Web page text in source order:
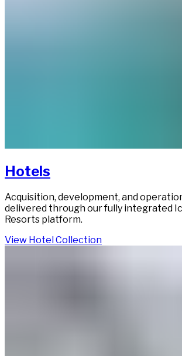
Hotels​​​​‌ ‍ ​‍​‍‌‍ ‌ ​‍‌‍‍‌‌‍‌ ‌‍‍‌‌‍ ‍​‍​‍​ ‍‍​‍​‍‌ ​ ‌‍​‌‌‍ ‍‌‍‍‌‌ ‌​‌ ‍‌​‍ ‍‌‍‍‌‌‍ ​‍​‍​‍ ​​‍​‍‌‍‍​‌ ​‍‌‍‌‌‌‍‌‍​‍​‍​ ‍‍​‍​‍‌‍‍​‌ ‌​‌ ‌​‌ ​​‌ ​ ​ ‍‍​‍ ​‍ ‌‍ ​​‍ ‌‌‍​‌‌‍ ‍‌‍‌​​‍ ‌‌ ​‍​‍ ‌‌‍‍​‌‍ ‌ ‌​‌‍‌‌‌‍ ​‌ ​ ​‍ ‌‌ ​ ‌ ‌​‌ ‌‌‌‍‌​‌‍‍‌‌‍ ​‍ ‍‌ ‌‍‌‍‌‌‌ ​‍‌‍​ ‌‍‌‌‌‍ ​​‍ ‍‌‍​‌‌ ​​‌ ​​​‍ ‌‍‍‌‌‍ ‍‌ ‌​‌‍‌‌‌‍ ‍‌ ‌​​‍ ‌‍‌‌‌‍‌​‌‍‍‌‌ ‌​​‍ ‌‍ ‌‌‍ ‌‍‌​‌‍‌‌​ ‌‌ ​​‌ ​‍‌‍‌‌‌ ​ ‌‍‌‌‌‍ ‍‌ ‌​‌‍​‌‌ ‌​‌‍‍‌‌‍ ‌‍ ‍​ ‍ ‌‍‍‌‌‍‌​​ ‌​ ‌​​ ​​​ ‌‍‌‍​‍​ ‌‌‌‍​‍​ ‌‌​ ‌​​‍ ‌‌‍​‍​ ‌ ​ ‌‌​ ​‍​‍ ‌​ ‌​​ ‌ ​ ‌​​ ‌​​‍ ‌‌‍​‍​ ​​‌‍‌​‌‍​ ​‍ ‌‌‍‌‍‌‍​ ​ ‌‌‌‍​‌​ ​‍‌‍‌​​ ‌‍‌‍​‌‌‍‌‍‌‍​‌‌‍​‌​ ‌‌​ ‍ ‌ ‌​‌ ‍‌‌ ​​‌‍‌‌​ ‌‌‍​ ‌‍ ‌ ​‍‌ ​​‌‍ ‌ ​‍‌‍​‌‌ ‌​‌‍‌‌‌‌​​‌‍​‌‌‍‌ ‌‍‌‌​ ‍ ‌ ​​‌‍​‌‌ ‌​‌‍‍​​ ‌‌ ​​‌‍​‌‌‍‌ ‌‍‌‌‌​​‍‌ ‌‌‌‍‍‌‌‍ ​‌‍‌​‌‍‌‌‌ ​‍​‍‌‌​ ‌‌‌​​‍‌‌ ‌‍‍ ‌‍‌‌‌ ‍‌​‍‌‌​ ​ ‌​‌​​‍‌‌​ ​ ‌​‌​​‍‌‌​ ​‍​ ​‍‌‍​‌‌‍​‌​ ​‌​ ‍​​ ‌ ​ ‍​‌‍​‌​ ‍​​ ‌ ​ ​‌​ ​​​ ‌ ​‍‌‌​ ​‍​ ​‍​‍‌‌​ ‌‌‌​‌​​‍ ‍‌‍​ ‌‍​‌‌ ​‍‌‍‌​‌ ​ ​‍‌‌​ ‌‌‌​​‍‌‌ ‌‍‍ ‌‍‌‌‌ ‍‌​‍‌‌​ ​ ‌​‌​​‍‌‌​ ​ ‌​‌​​‍‌‌​ ​‍​ ​‍​ ‌​​ ​ ​ ‌‍‌‍‌‌​ ‌‍‌‍​ ​ ‌​‌‍​‌​ ‌‌​ ‍‌​ ‌‍‌‍‌‌​‍‌‌​ ​‍​ ​‍​‍‌‌​ ‌‌‌​‌​​‍ ‍‌ ‌​‌‍‍‌‌ ‌​‌‍ ​‌‍‌‌​ ‌‍​‍‌‍​‌‌ ​ ‌‍‌‌‌‌‌‌‌ ​‍‌‍ ​​ ‌‌‍‍​‌ ‌​‌ ‌​‌ ​​‌ ​ ​‍‌‌​ ​ ‌​​‌​‍‌‌​ ​‍‌​‌‍​‍‌‌​ ​‍‌​‌‍‌‍ ​​‍ ‌‌‍​‌‌‍ ‍‌‍‌​​‍ ‌‌ ​‍​‍ ‌‌‍‍​‌‍ ‌ ‌​‌‍‌‌‌‍ ​‌ ​ ​‍ ‌‌ ​ ‌ ‌​‌ ‌‌‌‍‌​‌‍‍‌‌‍ ​‍ ‍‌ ‌‍‌‍‌‌‌ ​‍‌‍​ ‌‍‌‌‌‍ ​​‍ ‍‌‍​‌‌ ​​‌ ​​​‍‌‍‌‍‍‌‌‍‌​​ ‌​ ‌​​ ​​​ ‌‍‌‍​‍​ ‌‌‌‍​‍​ ‌‌​ ‌​​‍ ‌‌‍​‍​ ‌ ​ ‌‌​ ​‍​‍ ‌​ ‌​​ ‌ ​ ‌​​ ‌​​‍ ‌‌‍​‍​ ​​‌‍‌​‌‍​ ​‍ ‌‌‍‌‍‌‍​ ​ ‌‌‌‍​‌​ ​‍‌‍‌​​ ‌‍‌‍​‌‌‍‌‍‌‍​‌‌‍​‌​ ‌‌​‍‌‍‌ ‌​‌ ‍‌‌ ​​‌‍‌‌​ ‌‌‍​ ‌‍ ‌ ​‍‌ ​​‌‍ ‌ ​‍‌‍​‌‌ ‌​‌‍‌‌‌‌​​‌‍​‌‌‍‌ ‌‍‌‌​‍‌‍‌ ​​‌‍​‌‌ ‌​‌‍‍​​ ‌‌ ​​‌‍​‌‌‍‌ ‌‍‌‌‌​​‍‌ ‌‌‌‍‍‌‌‍ ​‌‍‌​‌‍‌‌‌ ​‍​‍‌‌​ ‌‌‌​​‍‌‌ ‌‍‍ ‌‍‌‌‌ ‍‌​‍‌‌​ ​ ‌​‌​​‍‌‌​ ​ ‌​‌​​‍‌‌​ ​‍​ ​‍‌‍​‌‌‍​‌​ ​‌​ ‍​​ ‌ ​ ‍​‌‍​‌​ ‍​​ ‌ ​ ​‌​ ​​​ ‌ ​‍‌‌​ ​‍​ ​‍​‍‌‌​ ‌‌‌​‌​​‍ ‍‌‍​ ‌‍​‌‌ ​‍‌‍‌​‌ ​ ​‍‌‌​ ‌‌‌​​‍‌‌ ‌‍‍ ‌‍‌‌‌ ‍‌​‍‌‌​ ​ ‌​‌​​‍‌‌​ ​ ‌​‌​​‍‌‌​ ​‍​ ​‍​ ‌​​ ​ ​ ‌‍‌‍‌‌​ ‌‍‌‍​ ​ ‌​‌‍​‌​ ‌‌​ ‍‌​ ‌‍‌‍‌‌​‍‌‌​ ​‍​ ​‍​‍‌‌​ ‌‌‌​‌​​‍ ‍‌ ‌​‌‍‍‌‌ ‌​‌‍ ​‌‍‌‌​‍‌‍‌ ​​‌‍‌‌‌ ​‍‌ ​ ‌ ​​‌‍‌‌‌‍​ ‌ ‌​‌‍‍‌‌ ‌‍‌‍‌‌​ ‌‌ ​​‌ ‌‌‌‍​‍‌‍ ​‌‍‍‌‌ ​ ‌‍‍​‌‍‌‌‌‍‌​​‍​‍‌ ‌
Acquisition, development, and
delivered through our fully integrated
Resorts platform.​​​​‌ ‍ ​‍​‍‌‍ ‌ ​‍‌‍‍‌‌‍‌ ‌‍‍‌‌‍ ‍​‍​‍​ ‍‍​‍​‍‌ ​ ‌‍​‌‌‍ ‍‌‍‍‌‌ ‌​‌ ‍‌​‍ ‍‌‍‍‌‌‍ ​‍​‍​‍ ​​‍​‍‌‍‍​‌ ​‍‌‍‌‌‌‍‌‍​‍​‍​ ‍‍​‍​‍‌‍‍​‌ ‌​‌ ‌​‌ ​​‌ ​ ​ ‍‍​‍ ​‍ ‌‍ ​​‍ ‌‌‍​‌‌‍ ‍‌‍‌​​‍ ‌‌ ​‍​‍ ‌‌‍‍​‌‍ ‌ ‌​‌‍‌‌‌‍ ​‌ ​ ​‍ ‌‌ ​ ‌ ‌​‌ ‌‌‌‍‌​‌‍‍‌‌‍ ​‍ ‍‌ ‌‍‌‍‌‌‌ ​‍‌‍​ ‌‍‌‌‌‍ ​​‍ ‍‌‍​‌‌ ​​‌ ​​​‍ ‌‍‍‌‌‍ ‍‌ ‌​‌‍‌‌‌‍ ‍‌ ‌​​‍ ‌‍‌‌‌‍‌​‌‍‍‌‌ ‌​​‍ ‌‍ ‌‌‍ ‌‍‌​‌‍‌‌​ ‌‌ ​​‌ ​‍‌‍‌‌‌ ​ ‌‍‌‌‌‍ ‍‌ ‌​‌‍​‌‌ ‌​‌‍‍‌‌‍ ‌‍ ‍​ ‍ ‌‍‍‌‌‍‌​​ ‌​ ‌​​ ​​​ ‌‍‌‍​‍​ ‌‌‌‍​‍​ ‌‌​ ‌​​‍ ‌‌‍​‍​ ‌ ​ ‌‌​ ​‍​‍ ‌​ ‌​​ ‌ ​ ‌​​ ‌​​‍ ‌‌‍​‍​ ​​‌‍‌​‌‍​ ​‍ ‌‌‍‌‍‌‍​ ​ ‌‌‌‍​‌​ ​‍‌‍‌​​ ‌‍‌‍​‌‌‍‌‍‌‍​‌‌‍​‌​ ‌‌​ ‍ ‌ ‌​‌ ‍‌‌ ​​‌‍‌‌​ ‌‌‍​ ‌‍ ‌ ​‍‌ ​​‌‍ ‌ ​‍‌‍​‌‌ ‌​‌‍‌‌‌‌​​‌‍​‌‌‍‌ ‌‍‌‌​ ‍ ‌ ​​‌‍​‌‌ ‌​‌‍‍​​ ‌‌ ​​‌‍​‌‌‍‌ ‌‍‌‌‌​​‍‌ ‌‌‌‍‍‌‌‍ ​‌‍‌​‌‍‌‌‌ ​‍​‍‌‌​ ‌‌‌​​‍‌‌ ‌‍‍ ‌‍‌‌‌ ‍‌​‍‌‌​ ​ ‌​‌​​‍‌‌​ ​ ‌​‌​​‍‌‌​ ​‍​ ​‍‌‍​‌‌‍​‌​ ​‌​ ‍​​ ‌ ​ ‍​‌‍​‌​ ‍​​ ‌ ​ ​‌​ ​​​ ‌ ​‍‌‌​ ​‍​ ​‍​‍‌‌​ ‌‌‌​‌​​‍ ‍‌‍​ ‌‍​‌‌ ​‍‌‍‌​‌ ​ ​‍‌‌​ ‌‌‌​​‍‌‌ ‌‍‍ ‌‍‌‌‌ ‍‌​‍‌‌​ ​ ‌​‌​​‍‌‌​ ​ ‌​‌​​‍‌‌​ ​‍​ ​‍​ ‌​​ ​ ​ ‌‍‌‍‌‌​ ‌‍‌‍​ ​ ‌​‌‍​‌​ ‌‌​ ‍‌​ ‌‍‌‍‌‌​‍‌‌​ ​‍​ ​‍​‍‌‌​ ‌‌‌​‌​​‍ ‍‌‍‌‌‌ ‍​‌‍​ ‌‍‌‌‌ ​‍‌ ​​‌ ‌​​ ‌‍​‍‌‍​‌‌ ​ ‌‍‌‌‌‌‌‌‌ ​‍‌‍ ​​ ‌‌‍‍​‌ ‌​‌ ‌​‌ ​​‌ ​ ​‍‌‌​ ​ ‌​​‌​‍‌‌​ ​‍‌​‌‍​‍‌‌​ ​‍‌​‌‍‌‍ ​​‍ ‌‌‍​‌‌‍ ‍‌‍‌​​‍ ‌‌ ​‍​‍ ‌‌‍‍​‌‍ ‌ ‌​‌‍‌‌‌‍ ​‌ ​ ​‍ ‌‌ ​ ‌ ‌​‌ ‌‌‌‍‌​‌‍‍‌‌‍ ​‍ ‍‌ ‌‍‌‍‌‌‌ ​‍‌‍​ ‌‍‌‌‌‍ ​​‍ ‍‌‍​‌‌ ​​‌ ​​​‍‌‍‌‍‍‌‌‍‌​​ ‌​ ‌​​ ​​​ ‌‍‌‍​‍​ ‌‌‌‍​‍​ ‌‌​ ‌​​‍ ‌‌‍​‍​ ‌ ​ ‌‌​ ​‍​‍ ‌​ ‌​​ ‌ ​ ‌​​ ‌​​‍ ‌‌‍​‍​ ​​‌‍‌​‌‍​ ​‍ ‌‌‍‌‍‌‍​ ​ ‌‌‌‍​‌​ ​‍‌‍‌​​ ‌‍‌‍​‌‌‍‌‍‌‍​‌‌‍​‌​ ‌‌​‍‌‍‌ ‌​‌ ‍‌‌ ​​‌‍‌‌​ ‌‌‍​ ‌‍ ‌ ​‍‌ ​​‌‍ ‌ ​‍‌‍​‌‌ ‌​‌‍‌‌‌‌​​‌‍​‌‌‍‌ ‌‍‌‌​‍‌‍‌ ​​‌‍​‌‌ ‌​‌‍‍​​ ‌‌ ​​‌‍​‌‌‍‌ ‌‍‌‌‌​​‍‌ ‌‌‌‍‍‌‌‍ ​‌‍‌​‌‍‌‌‌ ​‍​‍‌‌​ ‌‌‌​​‍‌‌ ‌‍‍ ‌‍‌‌‌ ‍‌​‍‌‌​ ​ ‌​‌​​‍‌‌​ ​ ‌​‌​​‍‌‌​ ​‍​ ​‍‌‍​‌‌‍​‌​ ​‌​ ‍​​ ‌ ​ ‍​‌‍​‌​ ‍​​ ‌ ​ ​‌​ ​​​ ‌ ​‍‌‌​ ​‍​ ​‍​‍‌‌​ ‌‌‌​‌​​‍ ‍‌‍​ ‌‍​‌‌ ​‍‌‍‌​‌ ​ ​‍‌‌​ ‌‌‌​​‍‌‌ ‌‍‍ ‌‍‌‌‌ ‍‌​‍‌‌​ ​ ‌​‌​​‍‌‌​ ​ ‌​‌​​‍‌‌​ ​‍​ ​‍​ ‌​​ ​ ​ ‌‍‌‍‌‌​ ‌‍‌‍​ ​ ‌​‌‍​‌​ ‌‌​ ‍‌​ ‌‍‌‍‌‌​‍‌‌​ ​‍​ ​‍​‍‌‌​ ‌‌‌​‌​​‍ ‍‌‍‌‌‌ ‍​‌‍​ ‌‍‌‌‌ ​‍‌ ​​‌ ‌​​‍‌‍‌ ​​‌‍‌‌‌ ​‍‌ ​ ‌ ​​‌‍‌‌‌‍​ ‌ ‌​‌‍‍‌‌ ‌‍‌‍‌‌​ ‌‌ ​​‌ ‌‌‌‍​‍‌‍ ​‌‍‍‌‌ ​ ‌‍‍​‌‍‌‌‌‍‌​​‍​‍‌ ‌
View Hotel Collection​​​​‌ ‍ ​‍​‍‌‍ ‌ ​‍‌‍‍‌‌‍‌ ‌‍‍‌‌‍ ‍​‍​‍​ ‍‍​‍​‍‌ ​ ‌‍​‌‌‍ ‍‌‍‍‌‌ ‌​‌ ‍‌​‍ ‍‌‍‍‌‌‍ ​‍​‍​‍ ​​‍​‍‌‍‍​‌ ​‍‌‍‌‌‌‍‌‍​‍​‍​ ‍‍​‍​‍‌‍‍​‌ ‌​‌ ‌​‌ ​​‌ ​ ​ ‍‍​‍ ​‍ ‌‍ ​​‍ ‌‌‍​‌‌‍ ‍‌‍‌​​‍ ‌‌ ​‍​‍ ‌‌‍‍​‌‍ ‌ ‌​‌‍‌‌‌‍ ​‌ ​ ​‍ ‌‌ ​ ‌ ‌​‌ ‌‌‌‍‌​‌‍‍‌‌‍ ​‍ ‍‌ ‌‍‌‍‌‌‌ ​‍‌‍​ ‌‍‌‌‌‍ ​​‍ ‍‌‍​‌‌ ​​‌ ​​​‍ ‌‍‍‌‌‍ ‍‌ ‌​‌‍‌‌‌‍ ‍‌ ‌​​‍ ‌‍‌‌‌‍‌​‌‍‍‌‌ ‌​​‍ ‌‍ ‌‌‍ ‌‍‌​‌‍‌‌​ ‌‌ ​​‌ ​‍‌‍‌‌‌ ​ ‌‍‌‌‌‍ ‍‌ ‌​‌‍​‌‌ ‌​‌‍‍‌‌‍ ‌‍ ‍​ ‍ ‌‍‍‌‌‍‌​​ ‌​ ‌​​ ​​​ ‌‍‌‍​‍​ ‌‌‌‍​‍​ ‌‌​ ‌​​‍ ‌‌‍​‍​ ‌ ​ ‌‌​ ​‍​‍ ‌​ ‌​​ ‌ ​ ‌​​ ‌​​‍ ‌‌‍​‍​ ​​‌‍‌​‌‍​ ​‍ ‌‌‍‌‍‌‍​ ​ ‌‌‌‍​‌​ ​‍‌‍‌​​ ‌‍‌‍​‌‌‍‌‍‌‍​‌‌‍​‌​ ‌‌​ ‍ ‌ ‌​‌ ‍‌‌ ​​‌‍‌‌​ ‌‌‍​ ‌‍ ‌ ​‍‌ ​​‌‍ ‌ ​‍‌‍​‌‌ ‌​‌‍‌‌‌‌​​‌‍​‌‌‍‌ ‌‍‌‌​ ‍ ‌ ​​‌‍​‌‌ ‌​‌‍‍​​ ‌‌ ​​‌‍​‌‌‍‌ ‌‍‌‌‌​​‍‌ ‌‌‌‍‍‌‌‍ ​‌‍‌​‌‍‌‌‌ ​‍​‍‌‌​ ‌‌‌​​‍‌‌ ‌‍‍ ‌‍‌‌‌ ‍‌​‍‌‌​ ​ ‌​‌​​‍‌‌​ ​ ‌​‌​​‍‌‌​ ​‍​ ​‍‌‍​‌‌‍​‌​ ​‌​ ‍​​ ‌ ​ ‍​‌‍​‌​ ‍​​ ‌ ​ ​‌​ ​​​ ‌ ​‍‌‌​ ​‍​ ​‍​‍‌‌​ ‌‌‌​‌​​‍ ‍‌‍​ ‌‍​‌‌ ​‍‌‍‌​‌ ​ ​‍‌‌​ ‌‌‌​​‍‌‌ ‌‍‍ ‌‍‌‌‌ ‍‌​‍‌‌​ ​ ‌​‌​​‍‌‌​ ​ ‌​‌​​‍‌‌​ ​‍​ ​‍​ ‌​​ ​ ​ ‌‍‌‍‌‌​ ‌‍‌‍​ ​ ‌​‌‍​‌​ ‌‌​ ‍‌​ ‌‍‌‍‌‌​‍‌‌​ ​‍​ ​‍​‍‌‌​ ‌‌‌​‌​​‍ ‍‌‍​ ‌ ‌​‌‍​‌​‍ ‍‌‍ ​‌‍​‌‌‍​‍‌‍‌‌‌‍ ​​ ‌‍​‍‌‍​‌‌ ​ ‌‍‌‌‌‌‌‌‌ ​‍‌‍ ​​ ‌‌‍‍​‌ ‌​‌ ‌​‌ ​​‌ ​ ​‍‌‌​ ​ ‌​​‌​‍‌‌​ ​‍‌​‌‍​‍‌‌​ ​‍‌​‌‍‌‍ ​​‍ ‌‌‍​‌‌‍ ‍‌‍‌​​‍ ‌‌ ​‍​‍ ‌‌‍‍​‌‍ ‌ ‌​‌‍‌‌‌‍ ​‌ ​ ​‍ ‌‌ ​ ‌ ‌​‌ ‌‌‌‍‌​‌‍‍‌‌‍ ​‍ ‍‌ ‌‍‌‍‌‌‌ ​‍‌‍​ ‌‍‌‌‌‍ ​​‍ ‍‌‍​‌‌ ​​‌ ​​​‍‌‍‌‍‍‌‌‍‌​​ ‌​ ‌​​ ​​​ ‌‍‌‍​‍​ ‌‌‌‍​‍​ ‌‌​ ‌​​‍ ‌‌‍​‍​ ‌ ​ ‌‌​ ​‍​‍ ‌​ ‌​​ ‌ ​ ‌​​ ‌​​‍ ‌‌‍​‍​ ​​‌‍‌​‌‍​ ​‍ ‌‌‍‌‍‌‍​ ​ ‌‌‌‍​‌​ ​‍‌‍‌​​ ‌‍‌‍​‌‌‍‌‍‌‍​‌‌‍​‌​ ‌‌​‍‌‍‌ ‌​‌ ‍‌‌ ​​‌‍‌‌​ ‌‌‍​ ‌‍ ‌ ​‍‌ ​​‌‍ ‌ ​‍‌‍​‌‌ ‌​‌‍‌‌‌‌​​‌‍​‌‌‍‌ ‌‍‌‌​‍‌‍‌ ​​‌‍​‌‌ ‌​‌‍‍​​ ‌‌ ​​‌‍​‌‌‍‌ ‌‍‌‌‌​​‍‌ ‌‌‌‍‍‌‌‍ ​‌‍‌​‌‍‌‌‌ ​‍​‍‌‌​ ‌‌‌​​‍‌‌ ‌‍‍ ‌‍‌‌‌ ‍‌​‍‌‌​ ​ ‌​‌​​‍‌‌​ ​ ‌​‌​​‍‌‌​ ​‍​ ​‍‌‍​‌‌‍​‌​ ​‌​ ‍​​ ‌ ​ ‍​‌‍​‌​ ‍​​ ‌ ​ ​‌​ ​​​ ‌ ​‍‌‌​ ​‍​ ​‍​‍‌‌​ ‌‌‌​‌​​‍ ‍‌‍​ ‌‍​‌‌ ​‍‌‍‌​‌ ​ ​‍‌‌​ ‌‌‌​​‍‌‌ ‌‍‍ ‌‍‌‌‌ ‍‌​‍‌‌​ ​ ‌​‌​​‍‌‌​ ​ ‌​‌​​‍‌‌​ ​‍​ ​‍​ ‌​​ ​ ​ ‌‍‌‍‌‌​ ‌‍‌‍​ ​ ‌​‌‍​‌​ ‌‌​ ‍‌​ ‌‍‌‍‌‌​‍‌‌​ ​‍​ ​‍​‍‌‌​ ‌‌‌​‌​​‍ ‍‌‍​ ‌ ‌​‌‍​‌​‍ ‍‌‍ ​‌‍​‌‌‍​‍‌‍‌‌‌‍ ​​‍‌‍‌ ​​‌‍‌‌‌ ​‍‌ ​ ‌ ​​‌‍‌‌‌‍​ ‌ ‌​‌‍‍‌‌ ‌‍‌‍‌‌​ ‌‌ ​​‌ ‌‌‌‍​‍‌‍ ​‌‍‍‌‌ ​ ‌‍‍​‌‍‌‌‌‍‌​​‍​‍‌ ‌